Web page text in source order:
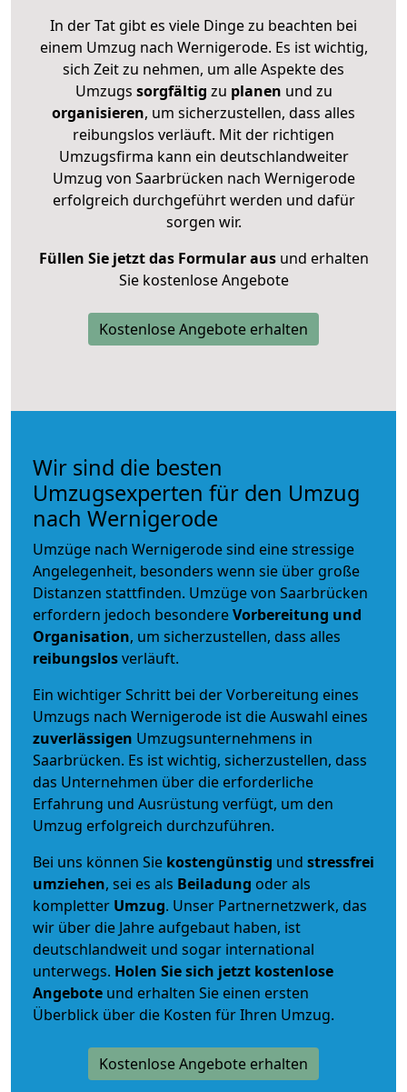
In der Tat gibt es viele Dinge zu beachten bei
einem Umzug nach Wernigerode. Es ist wichtig,
sich Zeit zu nehmen, um alle Aspekte des
Umzugs sorgfältig zu planen und zu
organisieren, um sicherzustellen, dass alles
reibungslos verläuft. Mit der richtigen
Umzugsfirma kann ein deutschlandweiter
Umzug von Saarbrücken nach Wernigerode
erfolgreich durchgeführt werden und dafür
sorgen wir.
Füllen Sie jetzt das Formular ausund erhalten
Sie kostenlose Angebote
Kostenlose Angebote erhalten
Wir sind die besten
Umzugsexperten für den Umzug
nach Wernigerode
Umzüge nach Wernigerode sind eine stressige
Angelegenheit, besonders wenn sie über große
Distanzen stattfinden. Umzüge von Saarbrücken
erfordern jedoch besondereVorbereitung und
Organisation, um sicherzustellen, dass alles
reibungslosverläuft.
Ein wichtiger Schritt bei der Vorbereitung eines
Umzugs nach Wernigerode ist die Auswahl eines
zuverlässigen Umzugsunternehmens in
Saarbrücken. Es ist wichtig, sicherzustellen, dass
das Unternehmen über die erforderliche
Erfahrung und Ausrüstung verfügt, um den
Umzug erfolgreich durchzuführen.
Bei uns können Sie kostengünstig und stressfrei
umziehen, sei es als Beiladung oder als
kompletter Umzug. Unser Partnernetzwerk, das
wir über die Jahre aufgebaut haben, ist
deutschlandweit und sogar international
unterwegs. Holen Sie sich jetzt kostenlose
Angebote und erhalten Sie einen ersten
Überblick über die Kosten für Ihren Umzug.
Kostenlose Angebote erhalten